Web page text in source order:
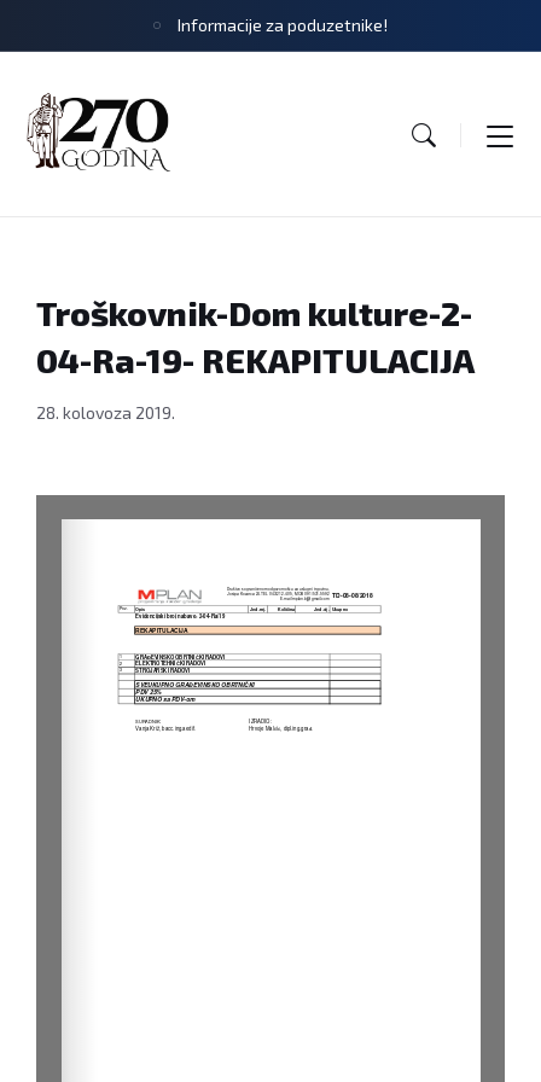
Informacije za poduzetnike!
Troškovnik-Dom kulture-2-
04-Ra-19- REKAPITULACIJA
28. kolovoza 2019.